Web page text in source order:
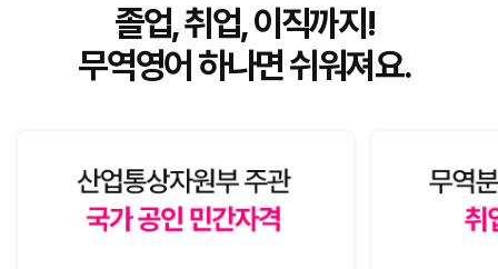
졸업, 취업, 이직까지!
무역영어 하나면 쉬워져요.